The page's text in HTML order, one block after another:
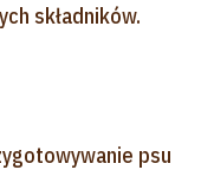
składników.
psu